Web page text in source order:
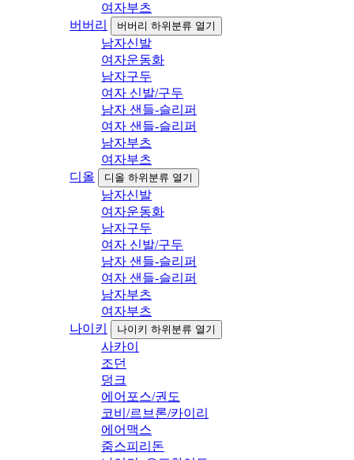
여자부츠
버버리
버버리 하위분류 열기
남자신발
여자운동화
남자구두
여자 신발/구두
남자 샌들-슬리퍼
여자 샌들-슬리퍼
남자부츠
여자부츠
디올
디올 하위분류 열기
남자신발
여자운동화
남자구두
여자 신발/구두
남자 샌들-슬리퍼
여자 샌들-슬리퍼
남자부츠
여자부츠
나이키
나이키 하위분류 열기
사카이
조던
덩크
에어포스/권도
코비/르브론/카이리
에어맥스
줌스피리돈